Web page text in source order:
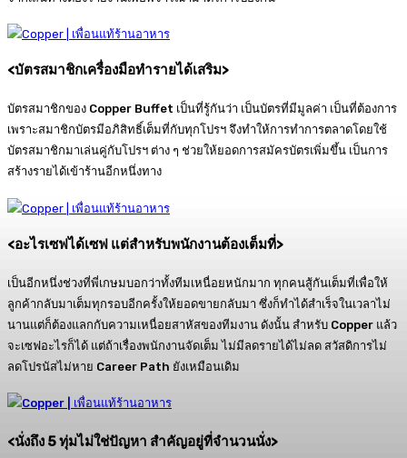
<บัตรสมาชิกเครื่องมือทำรายได้เสริม>
บัตรสมาชิกของ Copper Buffet เป็นที่รู้กันว่า เป็นบัตรที่มีมูลค่า เป็นที่ต้องการ
เพราะสมาชิกบัตรมีอภิสิทธิ์เต็มที่กับทุกโปรฯ จึงทำให้การทำการตลาดโดยใช้
บัตรสมาชิกมาเล่นคู่กับโปรฯ ต่าง ๆ ช่วยให้ยอดการสมัครบัตรเพิ่มขึ้น เป็นการ
สร้างรายได้เข้าร้านอีกหนึ่งทาง
<อะไรเซฟได้เซฟ แต่สำหรับพนักงานต้องเต็มที่>
เป็นอีกหนึ่งช่วงที่พี่เกษมบอกว่าทั้งทีมเหนื่อยหนักมาก ทุกคนสู้กันเต็มที่เพื่อให้
ลูกค้ากลับมาเต็มทุกรอบอีกครั้งให้ยอดขายกลับมา ซึ่งก็ทำได้สำเร็จในเวลาไม่
นานแต่ก็ต้องแลกกับความเหนื่อยสาหัสของทีมงาน ดังนั้น สำหรับ Copper แล้ว
จะเซฟอะไรก็ได้ แต่ถ้าเรื่องพนักงานจัดเต็ม ไม่มีลดรายได้ไม่ลด สวัสดิการไม่
ลดโปรนัสไม่หาย Career Path ยังเหมือนเดิม
<นั่งถึง 5ทุ่มไม่ใช่ปัญหา สำคัญอยู่ที่จำนวนนั่ง>